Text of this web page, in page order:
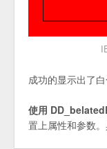
成功的显示出了
使用
置上属性和参数